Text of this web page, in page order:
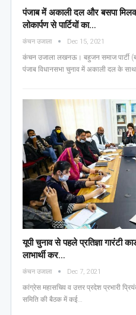
पंजाब में अकाली दल और बसपा
लोकार्पण से पार्टियों का…
कंचन उजाला Dec 15, 2021
कंचन उजाला लखनऊ। बहुजन समाज पार्टी
पंजाब विधानसभा चुनाव में अकाली दल के
यूपी चुनाव से पहले प्रतिज्ञा गारंटी
लाभार्थी कर…
कंचन उजाला Dec 7, 2021
कांग्रेस महासचिव व उत्तर प्रदेश प्रभारी
समिति की बैठक में कई…